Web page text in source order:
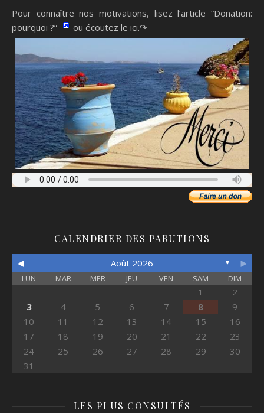
Pour connaître nos motivations, lisez l’article “Donation:
pourquoi ?”
ou écoutez le ici.↷
CALENDRIER DES PARUTIONS
◄ Août 2026 ▼ ►
LUN MAR MER JEU VEN SAM DIM
1
2
3
4 5 6 7 8
9
10
11 12 13 14 15
16
17
18 19 20 21 22
23
24
25 26 27 28 29
30
31
LES PLUS CONSULTÉS